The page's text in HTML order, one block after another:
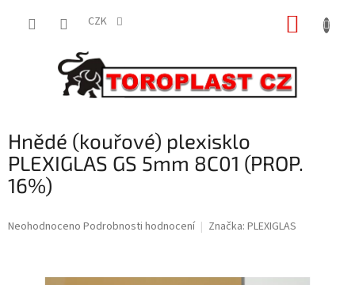
CZK
Hnědé (kouřové) plexisklo
PLEXIGLAS GS 5mm 8C01 (PROP.
16%)
Průměrné
Neohodnoceno Podrobnosti hodnocení Značka: PLEXIGLAS